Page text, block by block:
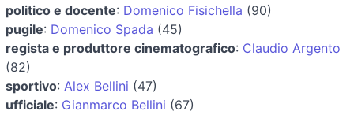
politico e docente: Domenico Fisichella (90)
pugile: Domenico Spada (45)
regista e produttore cinematografico: Claudio Argento
(82)
sportivo: Alex Bellini (47)
ufficiale: Gianmarco Bellini (67)